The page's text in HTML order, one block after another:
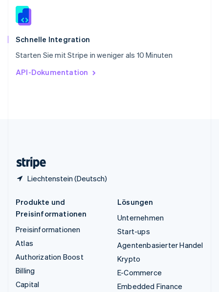
Schnelle Integration
Starten Sie mit Stripe in weniger als 10 Minuten
API-Dokumentation
Liechtenstein (Deutsch)
Spanien
Thailand
ไทยEnglish
English
English
Produkte und
Preisinformationen
Preisinformationen
Atlas
Authorization Boost
Billing
Capital
Lösungen
Unternehmen
Start-ups
Agentenbasierter Handel
Krypto
E-Commerce
Embedded Finance